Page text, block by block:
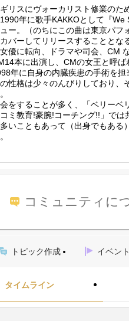
リスにヴォーカリスト修業のた
年に歌手KAKKOとして『
ー。（のちにこの曲は東京パフ
バーしてリリースすることとな
優に転向、ドラマや司会、CM
本に出演し、CMの女王と呼ば
年に自身の内臓疾患の手術を
性格は少々のんびりしており、
をすることが多く、「ベリーベ
ミ教育!豪腕!コーチング!!」では
いこともあって（出身でもある
コミュニティに
トピック作成 イベン
タイムライン